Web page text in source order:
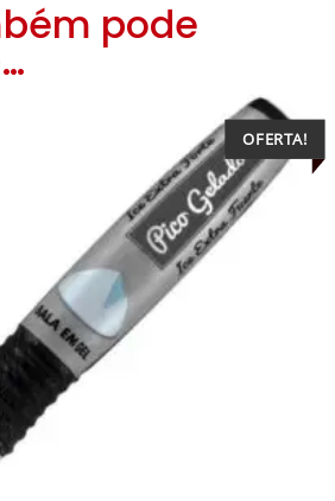
pode
OFERTA!